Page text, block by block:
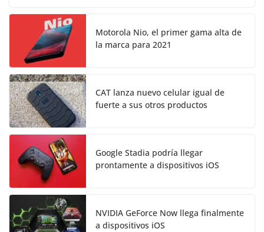
Motorola Nio, el primer gama alta de
la marca para 2021
CAT lanza nuevo celular igual de
fuerte a sus otros productos
Google Stadia podría llegar
prontamente a dispositivos iOS
NVIDIA GeForce Now llega finalmente
a dispositivos iOS